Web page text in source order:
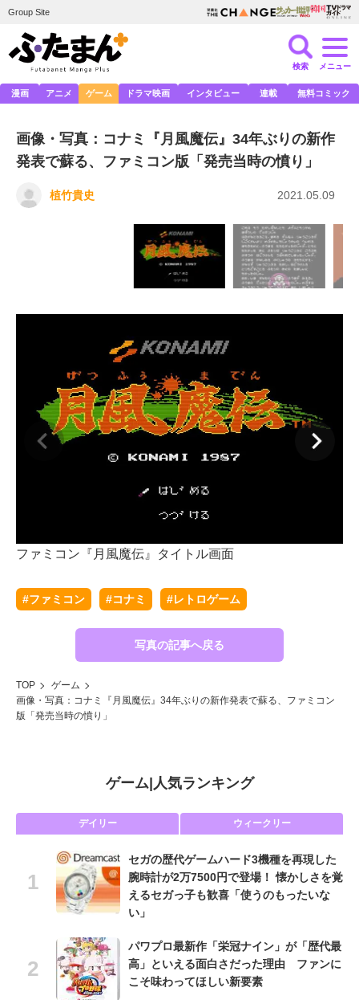
Group Site
検索 メニュー
漫画 アニメ ゲーム ドラマ映画 インタビュー 連載 無料コミック
画像・写真：コナミ『月風魔伝』34年ぶりの新作
発表で蘇る、ファミコン版「発売当時の憤り」
植竹貴史 2021.05.09
ファミコン『月風魔伝』タイトル画面
#ファミコン #コナミ #レトロゲーム
写真の記事へ戻る
TOP
ゲーム
画像・写真：コナミ『月風魔伝』34年ぶりの新作発表で蘇る、ファミコン
版「発売当時の憤り」
ゲーム| 人気ランキング
デイリー ウィークリー
セガの歴代ゲームハード3機種を再現した
腕時計が2万7500円で登場！ 懐かしさを覚
えるセガっ子も歓喜「使うのもったいな
い」
パワプロ最新作「栄冠ナイン」が「歴代最
高」といえる面白さだった理由 ファンに
こそ味わってほしい新要素